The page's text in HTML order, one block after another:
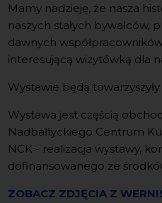
Mamy nadzieję, że nasza
naszych stałych bywalców,
dawnych
interesującą wizytówką dla
Wystawie będą
Wystawa jest częścią
Nadbałtyckiego Centrum
NCK - realizacja wystawy,
dofinansowanego ze
ZOBACZ ZDJĘCIA Z